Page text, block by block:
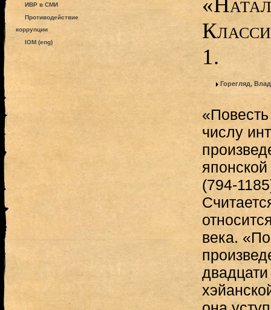
ИВР в СМИ
Противодействие
коррупции
IOM (eng)
1.
Горегляд,
числу
(794-
века.